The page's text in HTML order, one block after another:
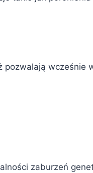
wcześnie
zaburzeń